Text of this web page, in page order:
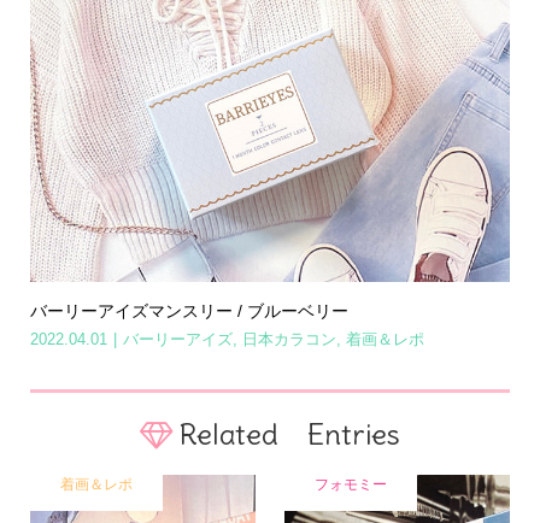
バーリーアイズマンスリー / ブルーベリー
2022.04.01 バーリーアイズ, 日本カラコン, 着画＆レポ
Related Entries
着画＆レポ フォモミー
Contact